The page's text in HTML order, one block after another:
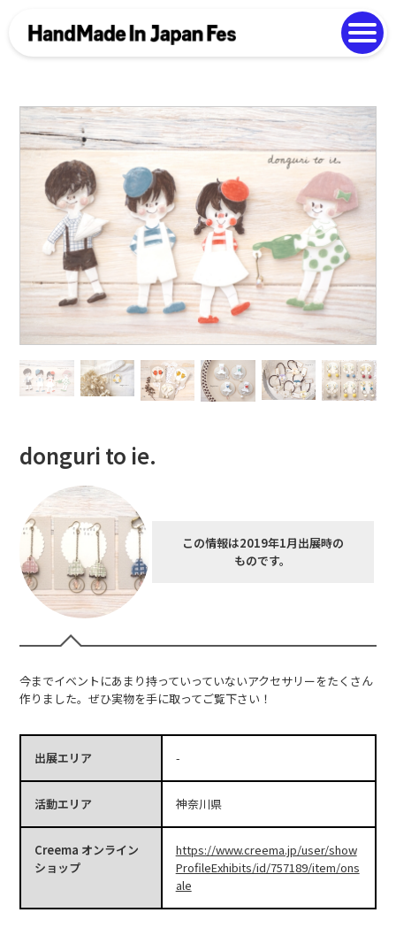
Photo Gallery
EN 中文
donguri to ie.
この情報は2019年1月出展時の
ものです。
今までイベントにあまり持っていっていないアクセサリーをたくさん
作りました。ぜひ実物を手に取ってご覧下さい！
出展エリア -
活動エリア 神奈川県
Creema オンライン
ショップ
https://www.creema.jp/user/show
ProfileExhibits/id/757189/item/ons
ale